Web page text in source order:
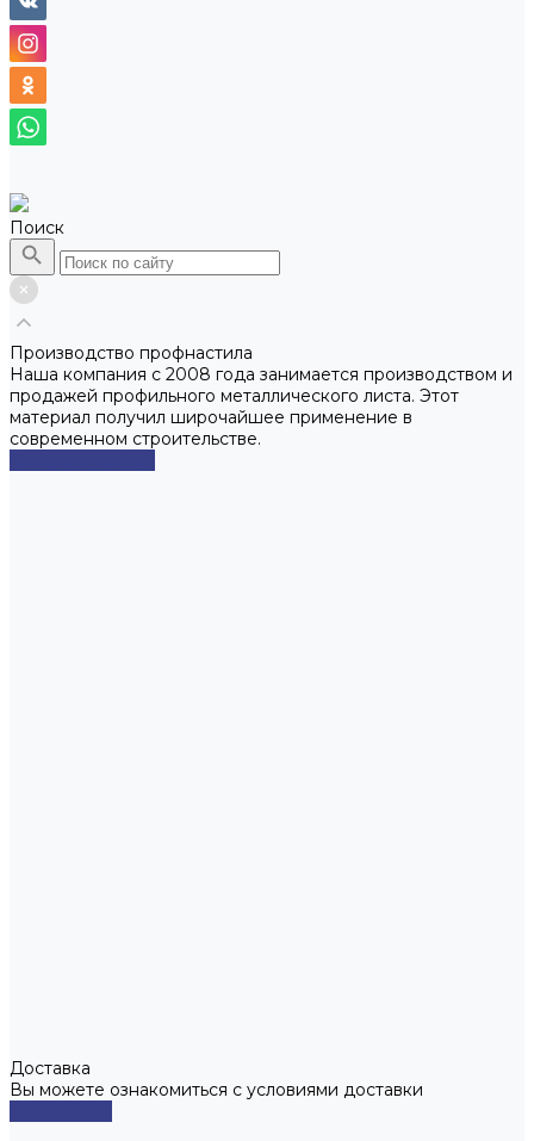
Поиск
Производство профнастила
Наша компания с 2008 года занимается производством и
продажей профильного металлического листа. Этот
материал получил широчайшее применение в
современном строительстве.
Доставка
Вы можете ознакомиться с условиями доставки